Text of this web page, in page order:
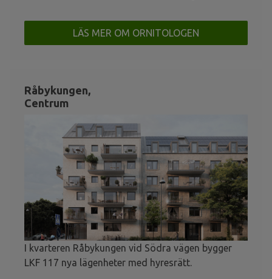
LÄS MER OM ORNITOLOGEN
Råbykungen,
Centrum
I kvarteren Råbykungen vid Södra vägen bygger
LKF 117 nya lägenheter med hyresrätt.